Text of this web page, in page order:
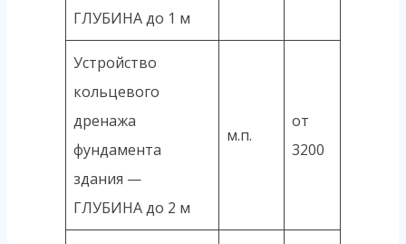
ГЛУБИНА до 1 м
Устройство
кольцевого
дренажа
фундамента
здания —
ГЛУБИНА до 2 м
м.п.
от
3200